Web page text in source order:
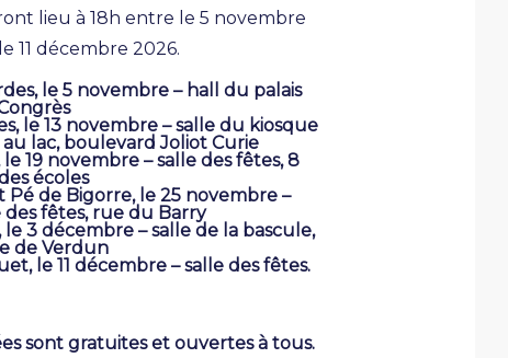
lieu à 18h entre le 5 novembre
11 décembre 2026.
le 5 novembre – hall du palais
le 13 novembre – salle du kiosque
au lac, boulevard Joliot Curie
le 19 novembre – salle des fêtes, 8
écoles
Pé de Bigorre, le 25 novembre –
des fêtes, rue du Barry
le 3 décembre – salle de la bascule,
de Verdun
le 11 décembre – salle des fêtes.
sont gratuites et ouvertes à tous.